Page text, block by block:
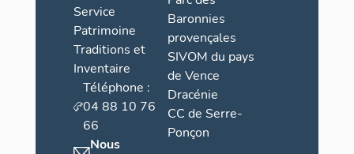
Service
Patrimoine
Traditions et
Inventaire
Téléphone :
04 88 10 76
66
Nous
Baronnies
provençales
SIVOM du pays
de Vence
Dracénie
CC de Serre-
Ponçon